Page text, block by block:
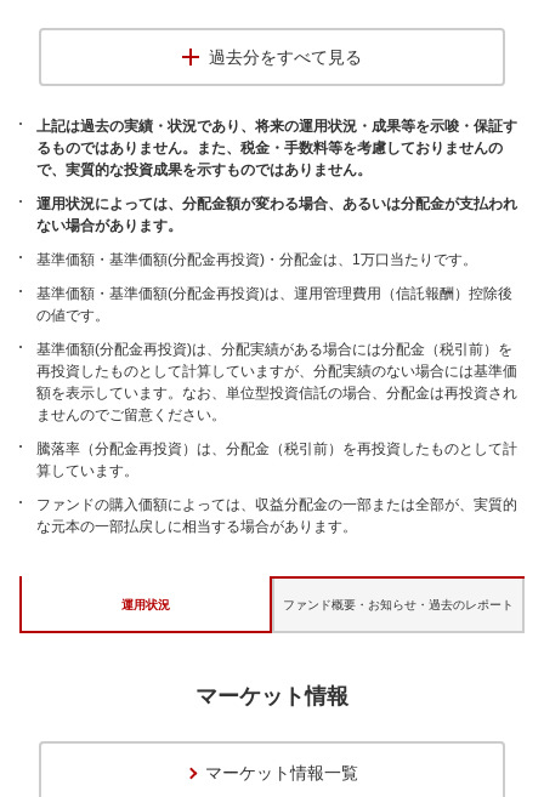
過去分をすべて見る
上記は過去の実績・状況であり、将来の運用状況・成果等を示唆・保証す
るものではありません。また、税金・手数料等を考慮しておりませんの
で、実質的な投資成果を示すものではありません。
運用状況によっては、分配金額が変わる場合、あるいは分配金が支払われ
ない場合があります。
基準価額・基準価額(分配金再投資)・分配金は、1万口当たりです。
基準価額・基準価額(分配金再投資)は、運用管理費用（信託報酬）控除後
の値です。
基準価額(分配金再投資)は、分配実績がある場合には分配金（税引前）を
再投資したものとして計算していますが、分配実績のない場合には基準価
額を表示しています。なお、単位型投資信託の場合、分配金は再投資され
ませんのでご留意ください。
騰落率（分配金再投資）は、分配金（税引前）を再投資したものとして計
算しています。
ファンドの購入価額によっては、収益分配金の一部または全部が、実質的
な元本の一部払戻しに相当する場合があります。
運用状況 ファンド概要・お知らせ・ 過去のレポート
マーケット情報
マーケット情報一覧